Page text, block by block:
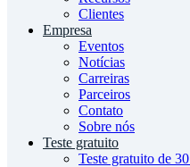
Clientes
Empresa
Eventos
Notícias
Carreiras
Parceiros
Contato
Sobre nós
Teste gratuito
Teste gratuito de